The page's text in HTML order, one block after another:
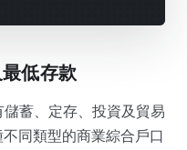
低存款
蓄、定存、投資及貿易
同類型的商業綜合戶口